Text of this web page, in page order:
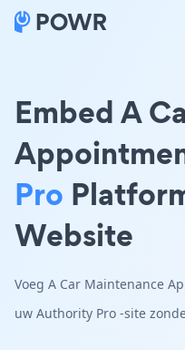
Embed A
Pro
Website
Voeg A Car Maintenance
uw Authority Pro -site